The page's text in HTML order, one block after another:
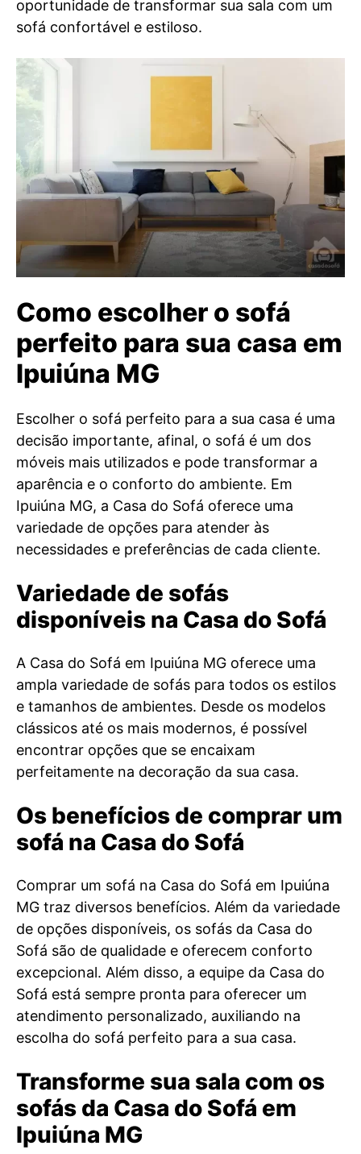
oportunidade de transformar sua sala com um
sofá confortável e estiloso.
Como escolher o sofá
perfeito para sua casa em
Ipuiúna MG
Escolher o sofá perfeito para a sua casa é uma
decisão importante, afinal, o sofá é um dos
móveis mais utilizados e pode transformar a
aparência e o conforto do ambiente. Em
Ipuiúna MG, a Casa do Sofá oferece uma
variedade de opções para atender às
necessidades e preferências de cada cliente.
Variedade de sofás
disponíveis na Casa do Sofá
A Casa do Sofá em Ipuiúna MG oferece uma
ampla variedade de sofás para todos os estilos
e tamanhos de ambientes. Desde os modelos
clássicos até os mais modernos, é possível
encontrar opções que se encaixam
perfeitamente na decoração da sua casa.
Os benefícios de comprar um
sofá na Casa do Sofá
Comprar um sofá na Casa do Sofá em Ipuiúna
MG traz diversos benefícios. Além da variedade
de opções disponíveis, os sofás da Casa do
Sofá são de qualidade e oferecem conforto
excepcional. Além disso, a equipe da Casa do
Sofá está sempre pronta para oferecer um
atendimento personalizado, auxiliando na
escolha do sofá perfeito para a sua casa.
Transforme sua sala com os
sofás da Casa do Sofá em
Ipuiúna MG